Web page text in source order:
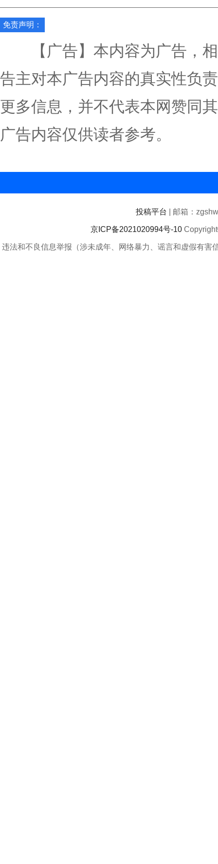
免责声明：
【广告】本内容为广告，相
告主对本广告内容的真实性负
更多信息，并不代表本网赞同
广告内容仅供读者参考。
投稿平台 | 邮箱：
京ICP备2021020994号-10
违法和不良信息举报（涉未成年、网络暴力、谣言和虚假有